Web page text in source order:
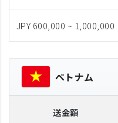
JPY 600,000 ~ 1,000,000
ベトナム
送金額